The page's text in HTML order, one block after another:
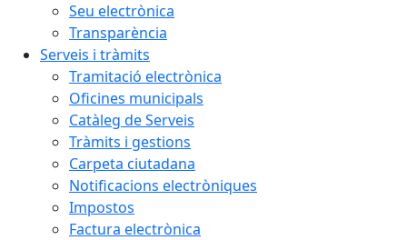
Seu electrònica
Transparència
Serveis i tràmits
Tramitació electrònica
Oficines municipals
Catàleg de Serveis
Tràmits i gestions
Carpeta ciutadana
Notificacions electròniques
Impostos
Factura electrònica